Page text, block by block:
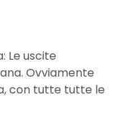
Le uscite
Ovviamente
con tutte tutte le